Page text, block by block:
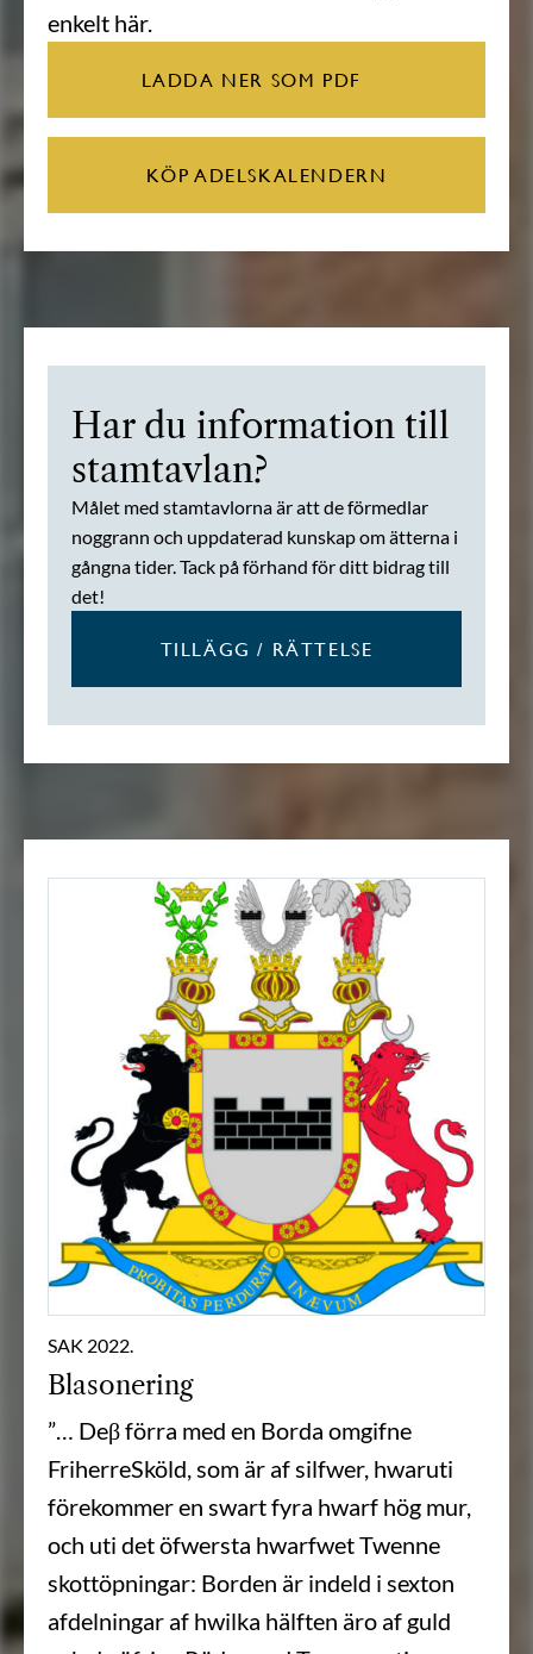
enkelt här.
LADDA NER SOM PDF
KÖP ADELSKALENDERN
Har du information till
stamtavlan?
Målet med stamtavlorna är att de förmedlar
noggrann och uppdaterad kunskap om ätterna i
gångna tider. Tack på förhand för ditt bidrag till
det!
TILLÄGG / RÄTTELSE
SAK 2022.
Blasonering
”… Deβ förra med en Borda omgifne
FriherreSköld, som är af silfwer, hwaruti
förekommer en swart fyra hwarf hög mur,
och uti det öfwersta hwarfwet Twenne
skottöpningar: Borden är indeld i sexton
afdelningar af hwilka hälften äro af guld